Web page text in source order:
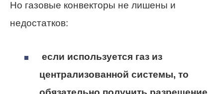
Но газовые конвекторы не лишены и
недостатков:
если используется газ из
централизованной системы, то